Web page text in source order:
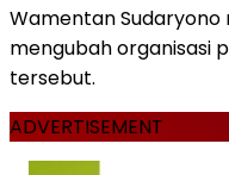
Wamentan Sudaryono
mengubah organisasi
tersebut.
ADVERTISEMENT